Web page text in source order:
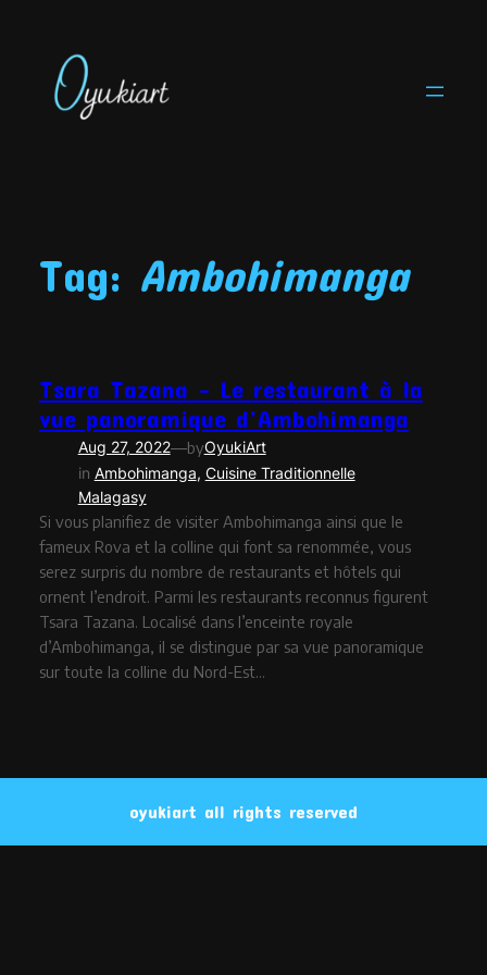
content
Tag: Ambohimanga
Tsara Tazana – Le restaurant à la
vue panoramique d’Ambohimanga
Aug 27, 2022—byOyukiArt
in Ambohimanga, Cuisine Traditionnelle
Malagasy
Si vous planifiez de visiter Ambohimanga ainsi que le
fameux Rova et la colline qui font sa renommée, vous
serez surpris du nombre de restaurants et hôtels qui
ornent l’endroit. Parmi les restaurants reconnus figurent
Tsara Tazana. Localisé dans l’enceinte royale
d’Ambohimanga, il se distingue par sa vue panoramique
sur toute la colline du Nord-Est…
oyukiart all rights reserved